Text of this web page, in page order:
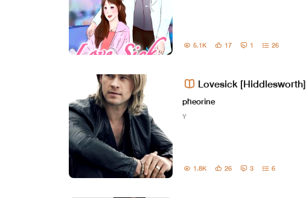
5.1K 17 1 26
Lovesick [Hiddlesworth]
pheorine
Y
1.8K 26 3 6